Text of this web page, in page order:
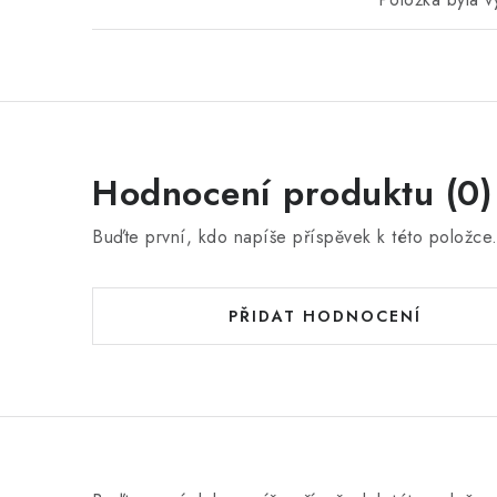
Hodnocení produktu (0)
Buďte první, kdo napíše příspěvek k této položce.
PŘIDAT HODNOCENÍ